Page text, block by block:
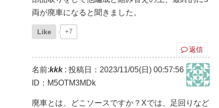
両が廃車になると聞きました。
Like +7
返信
名前:kkk: 投稿日：2023/11/05(日) 00:57:56
ID：M5OTM3MDk
廃車とは、どこソースですか？Xでは、足回りなど